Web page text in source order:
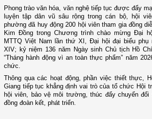
Phong trào văn hóa, văn nghệ tiếp tục được đẩy
luyện tập dân vũ sâu rộng trong cán bộ, hội
phường đã huy động 200 hội viên tham gia đồng
Kim Đồng trong Chương trình chào mừng Đại
MTTQ Việt Nam lần thứ XI, Đại hội đại biểu
XIV; kỷ niệm 136 năm Ngày sinh Chủ tịch Hồ
“Tháng hành động vì an toàn thực phẩm” năm
chức.
Thông qua các hoạt động, phần việc thiết thực,
Giang tiếp tục khẳng định vai trò của tổ chức Hội
hội viên, bảo vệ môi trường, thúc đẩy chuyển
đồng đoàn kết, phát triển.